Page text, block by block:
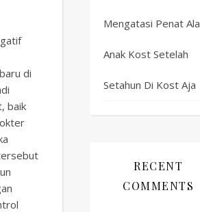
di
baik
Mengatasi Penat Ala
Anak Kost Setelah
Setahun Di Kost Aja
RECENT
COMMENTS